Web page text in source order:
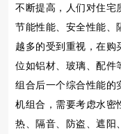
不断提高，人们对住宅
节能性能、安全性能、
越多的受到重视，在购
位如铝材、玻璃、配件
组合后一个综合性能的
机组合，需要考虑水密
热、隔音、防盗、遮阳